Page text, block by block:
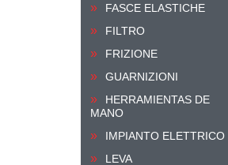
FASCE ELASTICHE
FILTRO
FRIZIONE
GUARNIZIONI
HERRAMIENTAS DE
MANO
IMPIANTO ELETTRICO
LEVA